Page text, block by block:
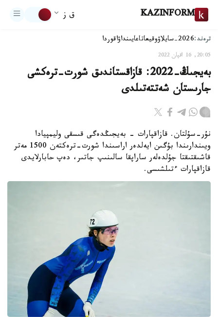
KAZINFORM ق ز
ترەند:2026-سايلاۋ وقيعاتاعايىنداۋاقوردا
20:05, 16 اقپان 2022
بەيجىڭ-2022: قازاقستاندىق شورت-ترەكشى
جارىستان شەتتەتىلدى
نۇر-سۇلتان. قازاقپارات - بەيجىڭدەگى قىسقى وليمپيادا
ويىندارىندا بۇگىن ايەلدەر اراسىندا شورت-ترەكتەن 1500 مەتر
قاشىقتىقتا جۇلدەلەر ساراپقا سالىنىپ جاتىر، دەپ حابارلايدى
قازاقپارات ءتىلشىسى.